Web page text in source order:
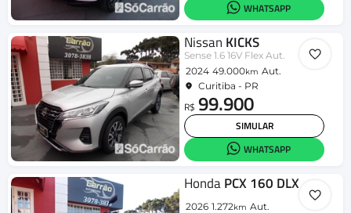
WHATSAPP
Nissan KICKS
Sense 1.6 16V Flex Aut.
2024 49.000km Aut.
Curitiba - PR
R$ 99.900
SIMULAR
WHATSAPP
HondaPCX 160 DLX
2026 1.272km Aut.